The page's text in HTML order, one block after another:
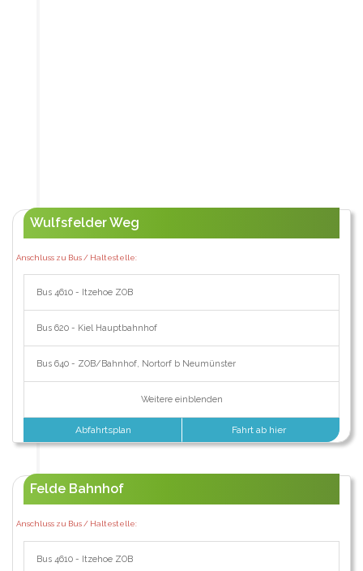
Wulfsfelder Weg
Anschluss zu Bus / Haltestelle:
Bus 4610 - Itzehoe ZOB
Bus 620 - Kiel Hauptbahnhof
Bus 640 - ZOB/Bahnhof, Nortorf b Neumünster
Weitere einblenden
Abfahrtsplan Fahrt ab hier
Felde Bahnhof
Anschluss zu Bus / Haltestelle:
Bus 4610 - Itzehoe ZOB